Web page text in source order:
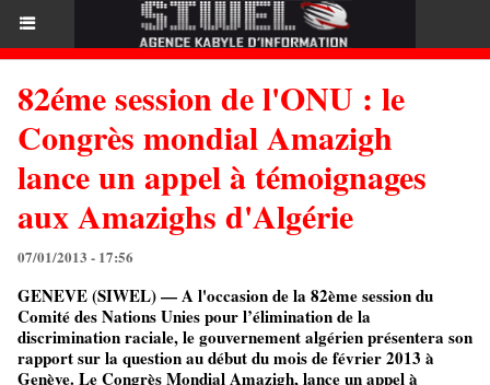
82éme session de l'ONU : le
Congrès mondial Amazigh
lance un appel à témoignages
aux Amazighs d'Algérie
07/01/2013 - 17:56
GENEVE (SIWEL) — A l'occasion de la 82ème session du
Comité des Nations Unies pour l’élimination de la
discrimination raciale, le gouvernement algérien présentera son
rapport sur la question au début du mois de février 2013 à
Genève. Le Congrès Mondial Amazigh, lance un appel à